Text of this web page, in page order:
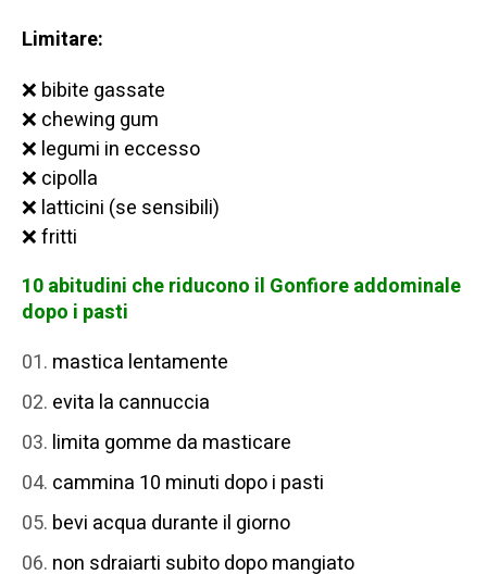
Limitare:
❌ bibite gassate
❌ chewing gum
❌ legumi in eccesso
❌ cipolla
❌ latticini (se sensibili)
❌ fritti
10 abitudini che riducono il Gonfiore addominale
dopo i pasti
mastica lentamente
evita la cannuccia
limita gomme da masticare
cammina 10 minuti dopo i pasti
bevi acqua durante il giorno
non sdraiarti subito dopo mangiato